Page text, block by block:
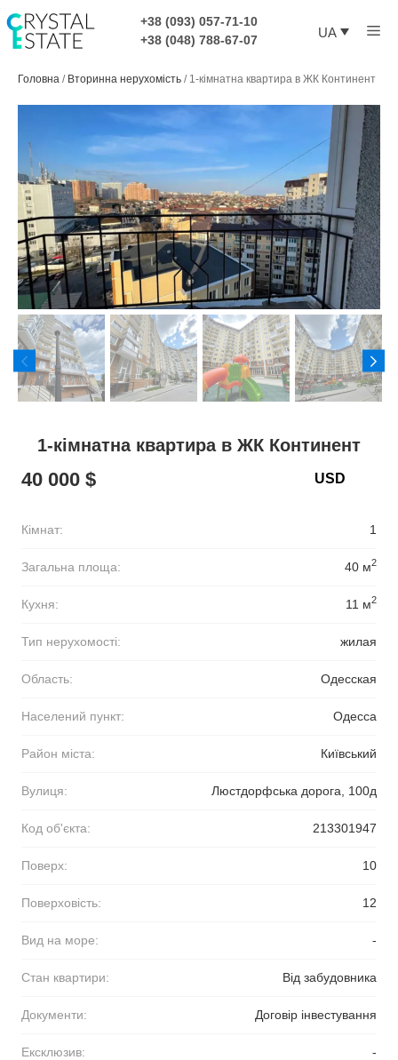
до
контенту
+38 (093) 057-71-10
+38 (048) 788-67-07
UA
Головна / Вторинна нерухомість / 1-кімнатна квартира в ЖК Континент
1-кімнатна квартира в ЖК Континент
40 000 $
Кімнат: 1
Загальна площа: 40 м2
Кухня: 11 м2
Тип нерухомості: жилая
Область: Одесская
Населений пункт: Одесса
Район міста: Київський
Вулиця: Люстдорфська дорога, 100д
Код об'єкта: 213301947
Поверх: 10
Поверховість: 12
Вид на море: -
Стан квартири: Від забудовника
Документи: Договір інвестування
Ексклюзив: -